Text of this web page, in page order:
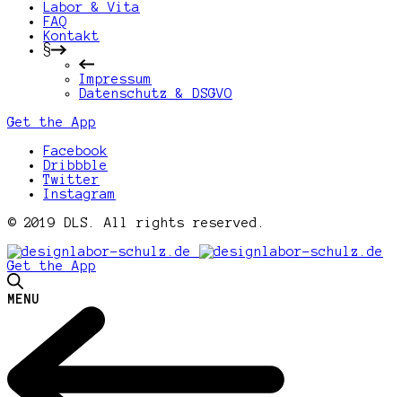
Labor & Vita
FAQ
Kontakt
§
Impressum
Datenschutz & DSGVO
Get the App
Facebook
Dribbble
Twitter
Instagram
© 2019 DLS. All rights reserved.
Get the App
MENU